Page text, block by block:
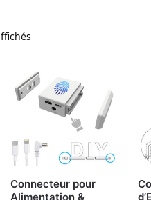
Connecteur pour
Alimentation &